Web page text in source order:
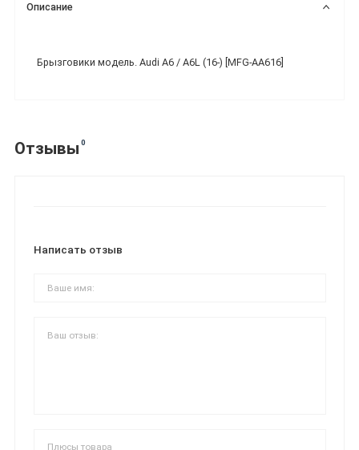
Описание
Брызговики модель. Audi A6 / A6L (16-) [MFG-AA616]
Отзывы 0
Написать отзыв